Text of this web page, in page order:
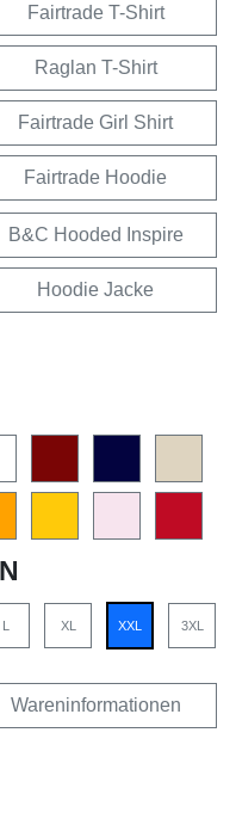
Fairtrade T-Shirt
Raglan T-Shirt
Fairtrade Girl Shirt
Fairtrade Hoodie
B&C Hooded Inspire
Hoodie Jacke
L XL XXL 3XL
Wareninformationen